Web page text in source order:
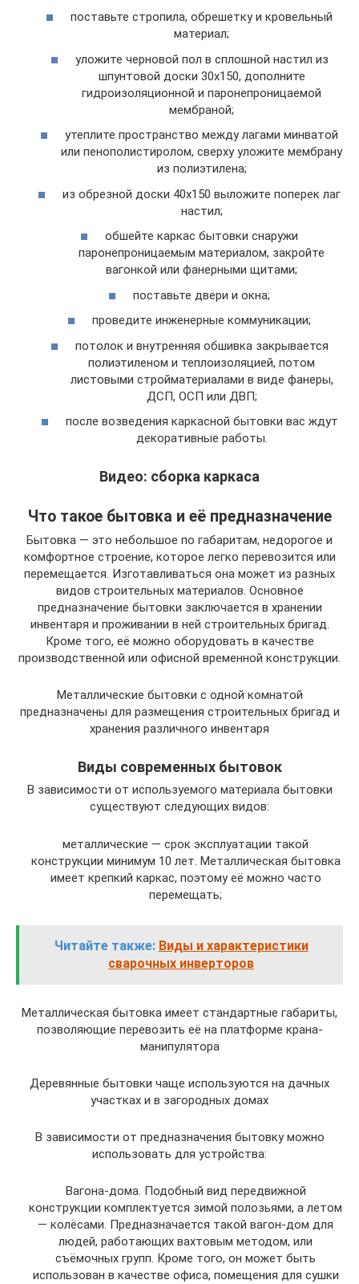
поставьте стропила, обрешетку и кровельный
материал;
уложите черновой пол в сплошной настил из
шпунтовой доски 30х150, дополните
гидроизоляционной и паронепроницаемой
мембраной;
утеплите пространство между лагами минватой
или пенополистиролом, сверху уложите мембрану
из полиэтилена;
из обрезной доски 40х150 выложите поперек лаг
настил;
обшейте каркас бытовки снаружи
паронепроницаемым материалом, закройте
вагонкой или фанерными щитами;
поставьте двери и окна;
проведите инженерные коммуникации;
потолок и внутренняя обшивка закрывается
полиэтиленом и теплоизоляцией, потом
листовыми стройматериалами в виде фанеры,
ДСП, ОСП или ДВП;
после возведения каркасной бытовки вас ждут
декоративные работы.
Видео: сборка каркаса
Что такое бытовка и её предназначение
Бытовка — это небольшое по габаритам, недорогое и
комфортное строение, которое легко перевозится или
перемещается. Изготавливаться она может из разных
видов строительных материалов. Основное
предназначение бытовки заключается в хранении
инвентаря и проживании в ней строительных бригад.
Кроме того, её можно оборудовать в качестве
производственной или офисной временной конструкции.
Металлические бытовки с одной комнатой
предназначены для размещения строительных бригад и
хранения различного инвентаря
Виды современных бытовок
В зависимости от используемого материала бытовки
существуют следующих видов:
металлические — срок эксплуатации такой
конструкции минимум 10 лет. Металлическая бытовка
имеет крепкий каркас, поэтому её можно часто
перемещать;
Читайте также: Виды и характеристики
сварочных инверторов
Металлическая бытовка имеет стандартные габариты,
позволяющие перевозить её на платформе крана-
манипулятора
Деревянные бытовки чаще используются на дачных
участках и в загородных домах
В зависимости от предназначения бытовку можно
использовать для устройства:
Вагона-дома. Подобный вид передвижной
конструкции комплектуется зимой полозьями, а летом
— колёсами. Предназначается такой вагон-дом для
людей, работающих вахтовым методом, или
съёмочных групп. Кроме того, он может быть
использован в качестве офиса, помещения для сушки